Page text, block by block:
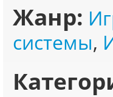
Жанр:
системы,